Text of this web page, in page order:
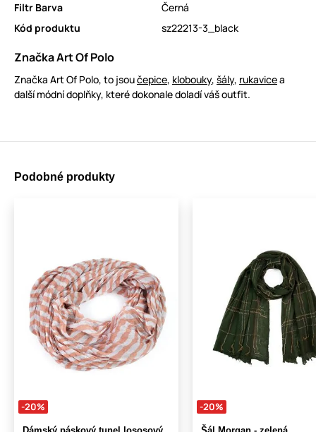
Filtr Barva
Černá
Kód produktu
sz22213-3_black
Značka Art Of Polo
Značka Art Of Polo, to jsoučepice, klobouky, šály, rukavicea
další módní doplňky, které dokonale doladí váš outfit.
Podobné produkty
-20% -20%